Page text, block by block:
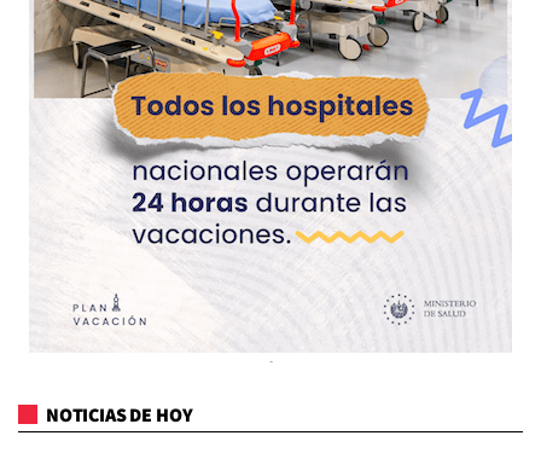
NOTICIAS DE HOY